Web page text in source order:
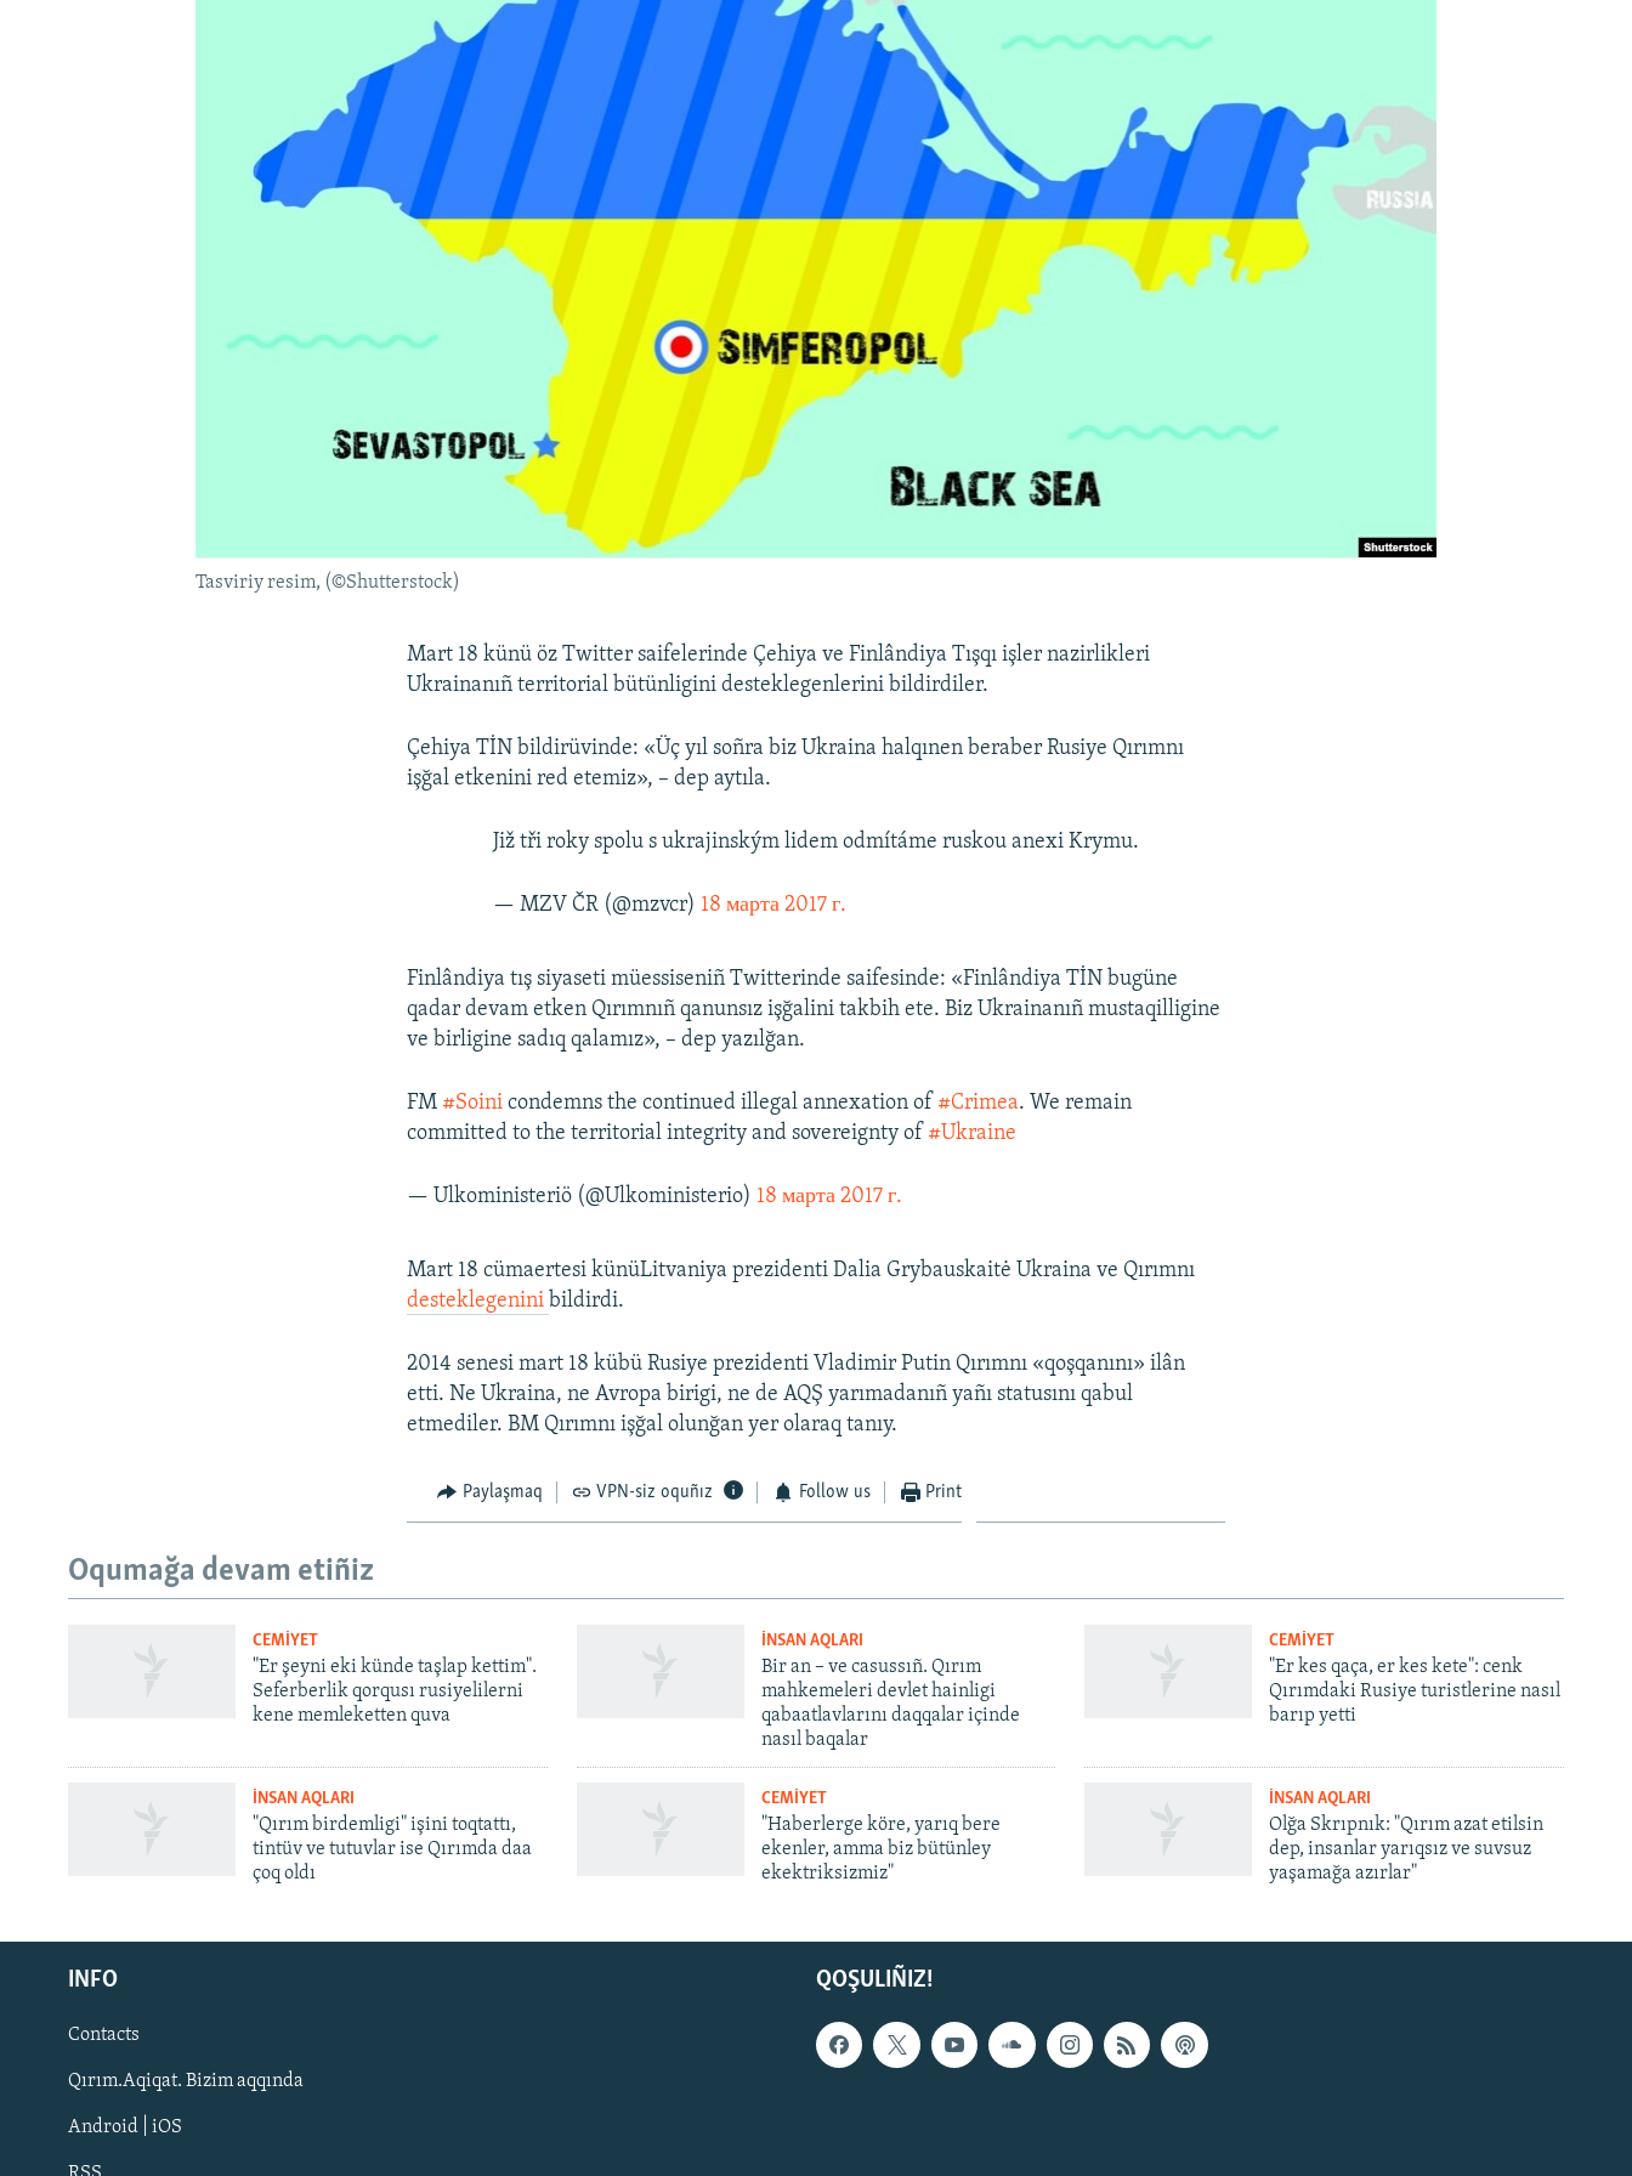
Русский
Українською
QOŞULIÑIZ!
Tasviriy resim, (©Shutterstock)
Mart 18 künü öz Twitter saifelerinde Çehiya ve Finlândiya Tışqı işler nazirlikleri
Ukrainanıñ territorial bütünligini desteklegenlerini bildirdiler.
Çehiya TİN bildirüvinde: «Üç yıl soñra biz Ukraina halqınen beraber Rusiye Qırımnı
işğal etkenini red etemiz», – dep aytıla.
Již tři roky spolu s ukrajinským lidem odmítáme ruskou anexi Krymu.
— MZV ČR (@mzvcr) 18 марта 2017 г.
Finlândiya tış siyaseti müessiseniñ Twitterinde saifesinde: «Finlândiya TİN bugüne
qadar devam etken Qırımnıñ qanunsız işğalini takbih ete. Biz Ukrainanıñ mustaqilligine
ve birligine sadıq qalamız», – dep yazılğan.
FM #Soini condemns the continued illegal annexation of #Crimea. We remain
committed to the territorial integrity and sovereignty of #Ukraine
— Ulkoministeriö (@Ulkoministerio) 18 марта 2017 г.
Mart 18 cümaertesi künüLitvaniya prezidenti Dalia Grybauskaitė Ukraina ve Qırımnı
desteklegenini bildirdi.
2014 senesi mart 18 kübü Rusiye prezidenti Vladimir Putin Qırımnı «qoşqanını» ilân
etti. Ne Ukraina, ne Avropa birigi, ne de AQŞ yarımadanıñ yañı statusını qabul
etmediler. BM Qırımnı işğal olunğan yer olaraq tanıy.
Paylaşmaq VPN-siz oquñız Follow us Print
Oqumağa devam etiñiz
CEMİYET
"Er şeyni eki künde taşlap kettim".
Seferberlik qorqusı rusiyelilerni
kene memleketten quva
İNSAN AQLARI
Bir an – ve casussıñ. Qırım
mahkemeleri devlet hainligi
qabaatlavlarını daqqalar içinde
nasıl baqalar
CEMİYET
"Er kes qaça, er kes kete": cenk
Qırımdaki Rusiye turistlerine nasıl
barıp yetti
İNSAN AQLARI
"Qırım birdemligi" işini toqtattı,
tintüv ve tutuvlar ise Qırımda daa
çoq oldı
CEMİYET
"Haberlerge köre, yarıq bere
ekenler, amma biz bütünley
ekektriksizmiz"
İNSAN AQLARI
Olğa Skrıpnık: "Qırım azat etilsin
dep, insanlar yarıqsız ve suvsuz
yaşamağa azırlar"
QOŞULIÑIZ!
INFO
Contacts
Qırım.Aqiqat. Bizim aqqında
Android | iOS